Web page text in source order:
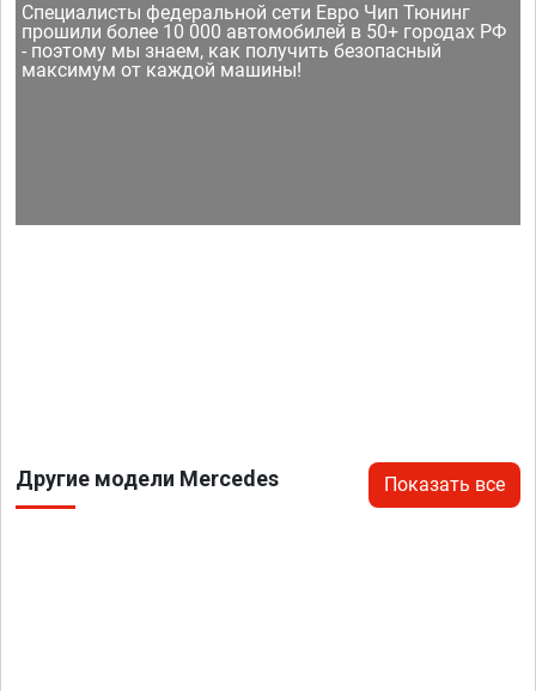
Специалисты федеральной сети Евро Чип Тюнинг
прошили более 10 000 автомобилей в 50+ городах РФ
- поэтому мы знаем, как получить безопасный
максимум от каждой машины!
Другие модели Mercedes Показать все